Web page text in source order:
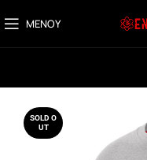
ΜΕΝΟΎ
SOLD O
UT